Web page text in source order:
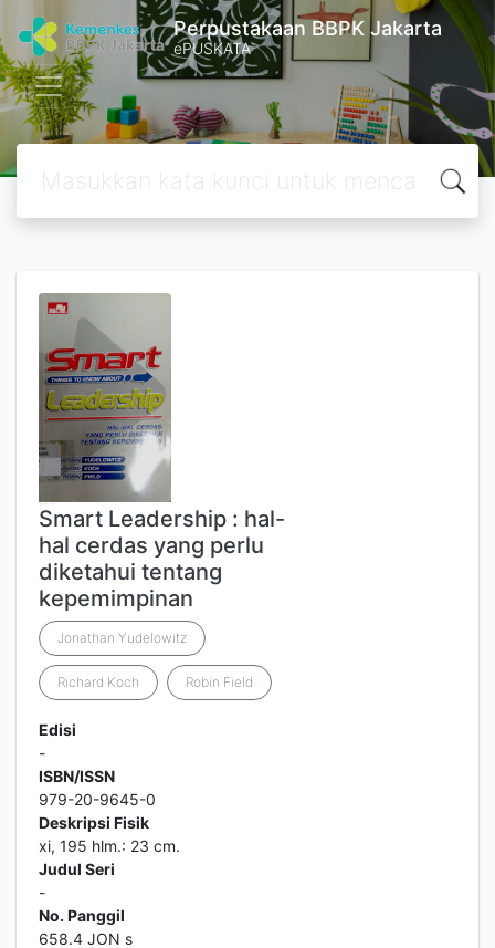
Perpustakaan BBPK Jakarta
ePUSKATA
Smart Leadership : hal-
hal cerdas yang perlu
diketahui tentang
kepemimpinan
Jonathan Yudelowitz
Richard Koch Robin Field
Edisi
-
ISBN/ISSN
979-20-9645-0
Deskripsi Fisik
xi, 195 hlm.: 23 cm.
Judul Seri
-
No. Panggil
658.4 JON s